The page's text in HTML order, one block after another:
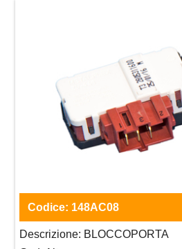
Codice: 148AC08
Descrizione: BLOCCOPORTA